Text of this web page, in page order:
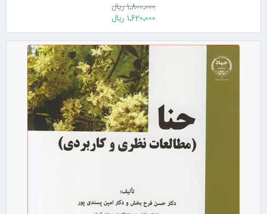
1٬800٬000 ریال
1٬620٬000 ریال